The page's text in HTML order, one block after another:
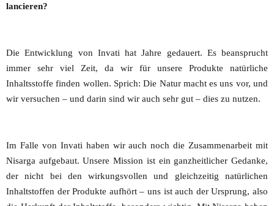
lancieren?
Die Entwicklung von Invati hat Jahre gedauert. Es beansprucht
immer sehr viel Zeit, da wir für unsere Produkte natürliche
Inhaltsstoffe finden wollen. Sprich: Die Natur macht es uns vor, und
wir versuchen – und darin sind wir auch sehr gut – dies zu nutzen.
Im Falle von Invati haben wir auch noch die Zusammenarbeit mit
Nisarga aufgebaut. Unsere Mission ist ein ganzheitlicher Gedanke,
der nicht bei den wirkungsvollen und gleichzeitig natürlichen
Inhaltstoffen der Produkte aufhört – uns ist auch der Ursprung, also